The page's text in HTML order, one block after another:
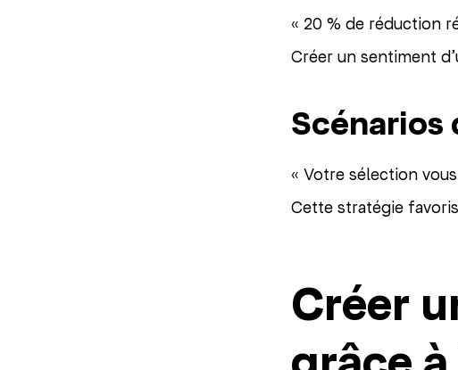
« 20 % de réduction
Créer un sentiment
Scénarios
« Votre sélection
Cette stratégie
Créer